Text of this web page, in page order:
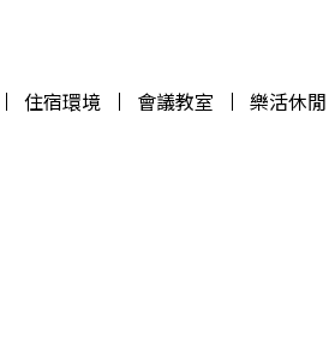
住宿環境
會議教室
樂活休閒